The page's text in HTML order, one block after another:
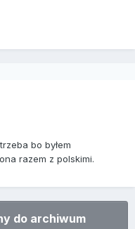
bo byłem
razem z polskimi.
do archiwum